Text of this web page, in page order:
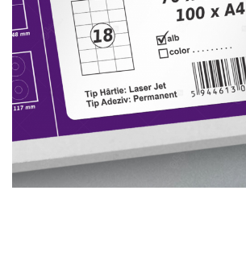
Plicuri de carton
Plicuri cu bule
Plicuri ecommerce
Pungi si sacose
Pungi curierat
Pungi coloane de aer
Pungi hartie
Pungi ziplock cu fermoar
Tuburi de carton